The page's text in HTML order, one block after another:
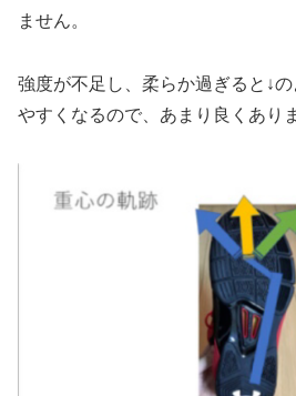
ません。
強度が不足し、柔らか過ぎると↓
やすくなるので、あまり良くあり